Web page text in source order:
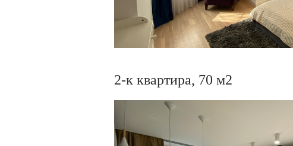
2-к квартира, 70 м2